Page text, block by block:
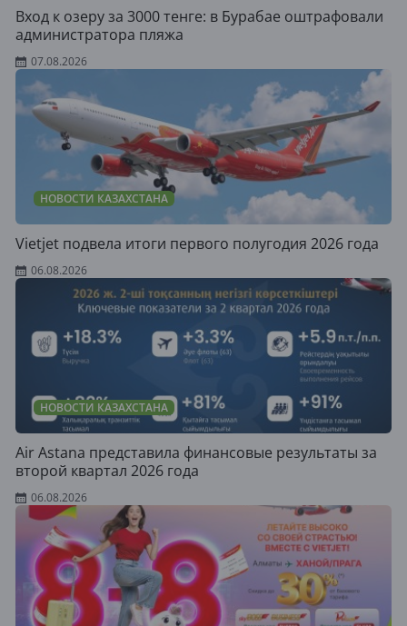
Вход к озеру за 3000 тенге: в Бурабае оштрафовали
администратора пляжа
07.08.2026
НОВОСТИ КАЗАХСТАНА
Vietjet подвела итоги первого полугодия 2026 года
06.08.2026
НОВОСТИ КАЗАХСТАНА
Air Astana представила финансовые результаты за
второй квартал 2026 года
06.08.2026